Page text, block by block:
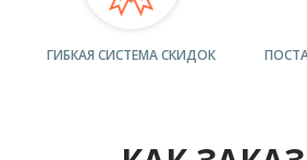
ГИБКАЯ СИСТЕМА СКИДОК